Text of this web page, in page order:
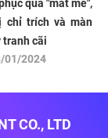
quá "mát mẻ",
chỉ trích và màn
tranh cãi
01/2024
CO., LTD